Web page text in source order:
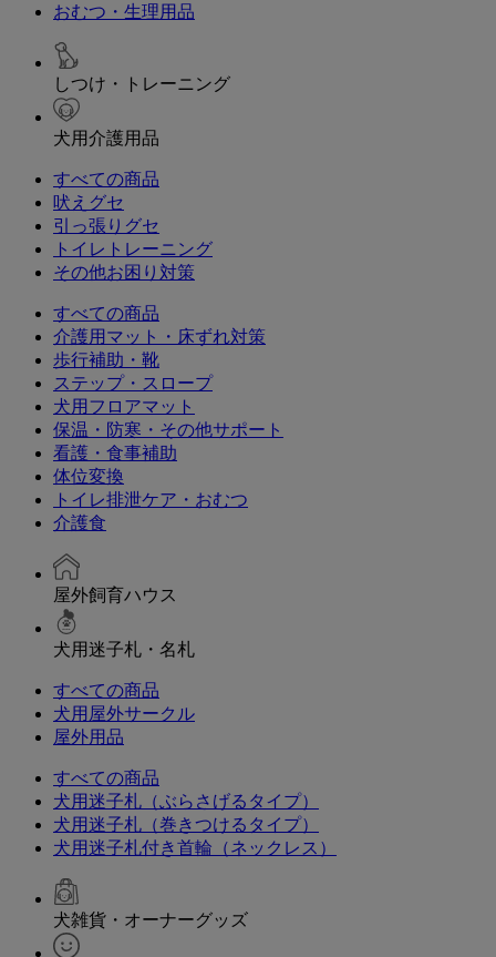
おむつ・生理用品
しつけ・トレーニング
犬用介護用品
すべての商品
吠えグセ
引っ張りグセ
トイレトレーニング
その他お困り対策
すべての商品
介護用マット・床ずれ対策
歩行補助・靴
ステップ・スロープ
犬用フロアマット
保温・防寒・その他サポート
看護・食事補助
体位変換
トイレ排泄ケア・おむつ
介護食
屋外飼育ハウス
犬用迷子札・名札
すべての商品
犬用屋外サークル
屋外用品
すべての商品
犬用迷子札（ぶらさげるタイプ）
犬用迷子札（巻きつけるタイプ）
犬用迷子札付き首輪（ネックレス）
犬雑貨・オーナーグッズ